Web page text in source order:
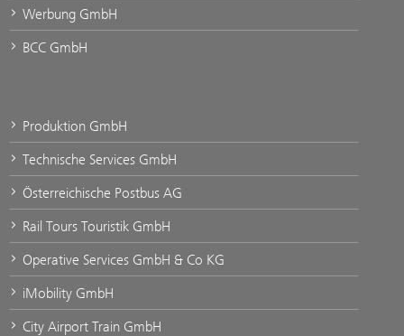
Werbung GmbH
BCC GmbH
Produktion GmbH
Technische Services GmbH
Österreichische Postbus AG
Rail Tours Touristik GmbH
Operative Services GmbH & Co KG
iMobility GmbH
City Airport Train GmbH